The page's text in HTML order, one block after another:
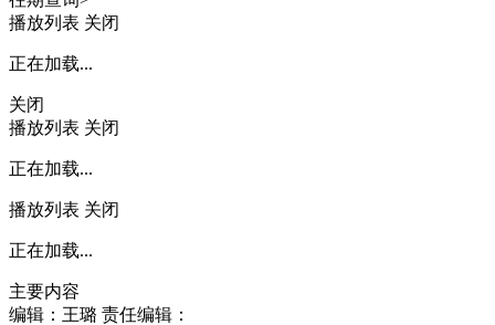
播放列表 关闭
正在加载...
关闭
播放列表 关闭
正在加载...
播放列表 关闭
正在加载...
主要内容
编辑：王璐 责任编辑：